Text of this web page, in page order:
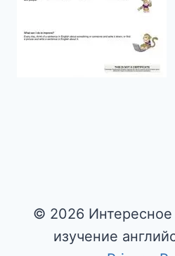
© 2026
изучение